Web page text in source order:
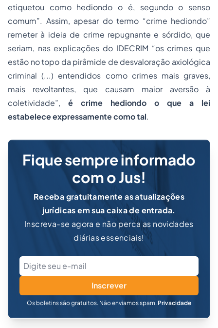
etiquetou como hediondo o é, segundo o senso
comum”. Assim, apesar do termo “crime hediondo”
remeter à ideia de crime repugnante e sórdido, que
seriam, nas explicações do IDECRIM “os crimes que
estão no topo da pirâmide de desvaloração axiológica
criminal (...) entendidos como crimes mais graves,
mais revoltantes, que causam maior aversão à
coletividade”, é crime hediondo o que a lei
estabelece expressamente como tal.
Fique sempre informado
com o Jus!
Receba gratuitamente as atualizações
jurídicas em sua caixa de entrada.
Inscreva-se agora e não perca as novidades
diárias essenciais!
Inscrever
Os boletins são gratuitos. Não enviamos spam. Privacidade